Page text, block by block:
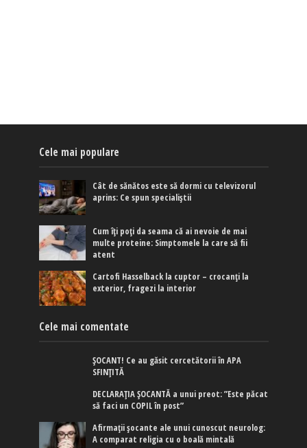
Cele mai populare
Cât de sănătos este să dormi cu televizorul
aprins: Ce spun specialiștii
Cum îți poți da seama că ai nevoie de mai
multe proteine: Simptomele la care să fii
atent
Cartofi Hasselback la cuptor – crocanți la
exterior, fragezi la interior
Cele mai comentate
ȘOCANT! Ce au găsit cercetătorii în APA
SFINȚITĂ
DECLARAȚIA ȘOCANTĂ a unui preot: ”Este păcat
să faci un COPIL în post”
Afirmaţii şocante ale unui cunoscut neurolog:
A comparat religia cu o boală mintală